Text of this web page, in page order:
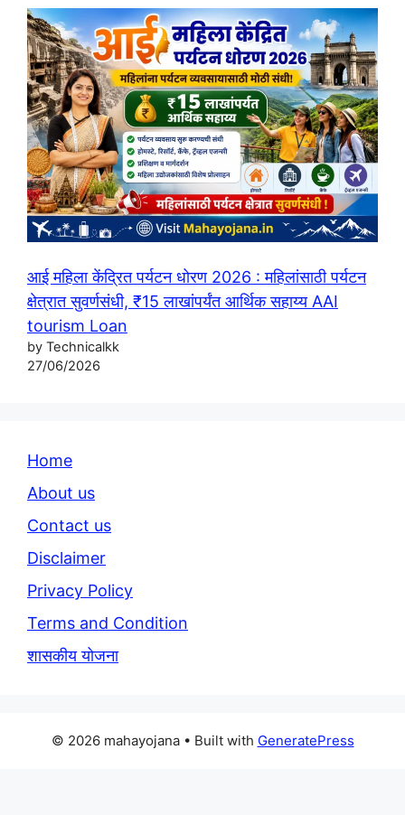
आई महिला केंद्रित पर्यटन धोरण 2026 : महिलांसाठी पर्यटन
क्षेत्रात सुवर्णसंधी, ₹15 लाखांपर्यंत आर्थिक सहाय्य AAI
tourism Loan
by Technicalkk
27/06/2026
Home
About us
Contact us
Disclaimer
Privacy Policy
Terms and Condition
शासकीय योजना
© 2026 mahayojana• Built with GeneratePress